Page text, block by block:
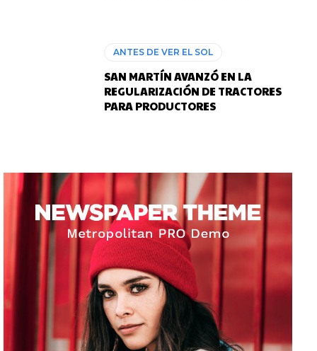
ANTES DE VER EL SOL
SAN MARTÍN AVANZÓ EN LA
REGULARIZACIÓN DE TRACTORES
PARA PRODUCTORES